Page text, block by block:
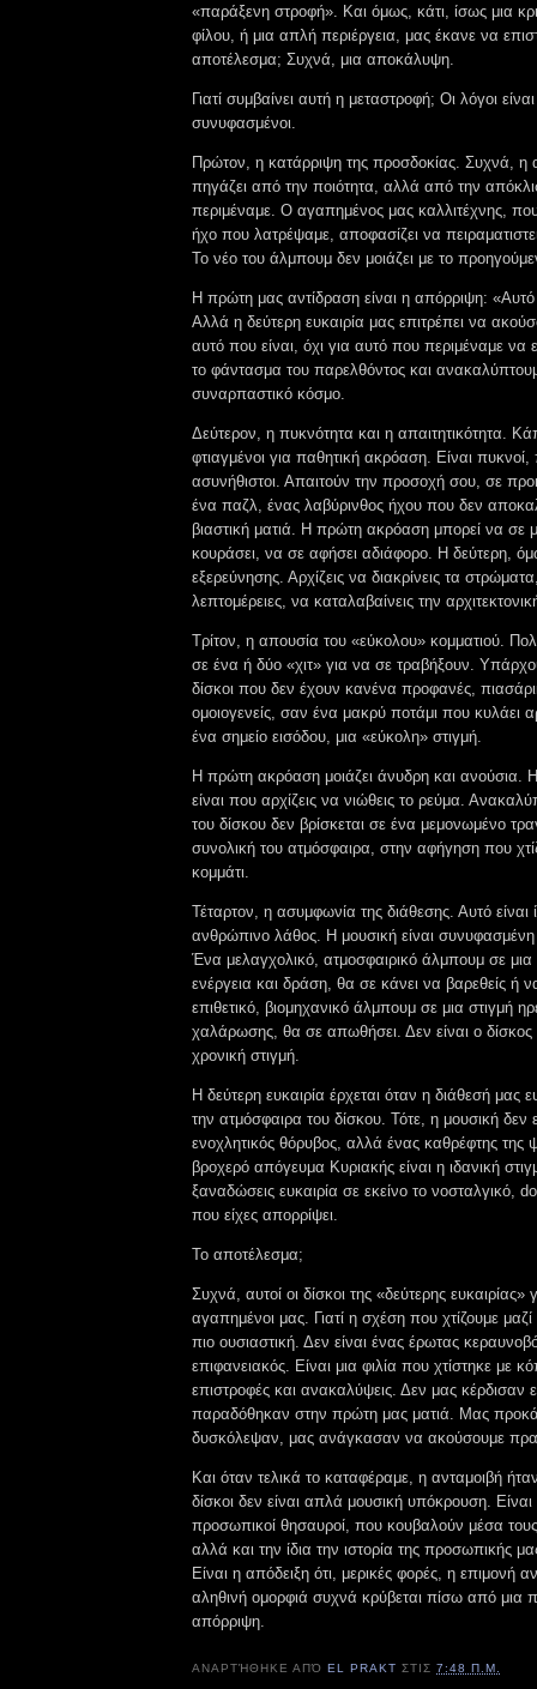
«παράξενη στροφή». Και όμως, κάτι, ίσως μια
φίλου, ή μια απλή περιέργεια, μας έκανε να
αποτέλεσμα; Συχνά, μια αποκάλυψη.
Γιατί συμβαίνει αυτή η μεταστροφή; Οι λόγοι
συνυφασμένοι.
Πρώτον, η κατάρριψη της προσδοκίας. Συχνά, η
πηγάζει από την ποιότητα, αλλά από την
περιμέναμε. Ο αγαπημένος μας καλλιτέχνης,
ήχο που λατρέψαμε, αποφασίζει να
Το νέο του άλμπουμ δεν μοιάζει με το
Η πρώτη μας αντίδραση είναι η απόρριψη: «Αυτό
Αλλά η δεύτερη ευκαιρία μας επιτρέπει να
αυτό που είναι, όχι για αυτό που περιμέναμε να
το φάντασμα του παρελθόντος και
συναρπαστικό κόσμο.
Δεύτερον, η πυκνότητα και η απαιτητικότητα.
φτιαγμένοι για παθητική ακρόαση. Είναι
ασυνήθιστοι. Απαιτούν την προσοχή σου, σε
ένα παζλ, ένας λαβύρινθος ήχου που δεν
βιαστική ματιά. Η πρώτη ακρόαση μπορεί να σε
κουράσει, να σε αφήσει αδιάφορο. Η δεύτερη,
εξερεύνησης. Αρχίζεις να διακρίνεις τα
λεπτομέρειες, να καταλαβαίνεις την
Τρίτον, η απουσία του «εύκολου» κομματιού.
σε ένα ή δύο «χιτ» για να σε τραβήξουν.
δίσκοι που δεν έχουν κανένα προφανές,
ομοιογενείς, σαν ένα μακρύ ποτάμι που κυλάει
ένα σημείο εισόδου, μια «εύκολη» στιγμή.
Η πρώτη ακρόαση μοιάζει άνυδρη και ανούσια.
είναι που αρχίζεις να νιώθεις το ρεύμα.
του δίσκου δεν βρίσκεται σε ένα μεμονωμένο
συνολική του ατμόσφαιρα, στην αφήγηση που
κομμάτι.
Τέταρτον, η ασυμφωνία της διάθεσης. Αυτό είναι
ανθρώπινο λάθος. Η μουσική είναι
Ένα μελαγχολικό, ατμοσφαιρικό άλμπουμ σε μια
ενέργεια και δράση, θα σε κάνει να βαρεθείς ή
επιθετικό, βιομηχανικό άλμπουμ σε μια στιγμή
χαλάρωσης, θα σε απωθήσει. Δεν είναι ο δίσκος
χρονική στιγμή.
Η δεύτερη ευκαιρία έρχεται όταν η διάθεσή μας
την ατμόσφαιρα του δίσκου. Τότε, η μουσική δεν
ενοχλητικός θόρυβος, αλλά ένας καθρέφτης
βροχερό απόγευμα Κυριακής είναι η ιδανική
ξαναδώσεις ευκαιρία σε εκείνο το νοσταλγικό,
που είχες απορρίψει.
Το αποτέλεσμα;
Συχνά, αυτοί οι δίσκοι της «δεύτερης ευκαιρίας»
αγαπημένοι μας. Γιατί η σχέση που χτίζουμε μαζί
πιο ουσιαστική. Δεν είναι ένας έρωτας
επιφανειακός. Είναι μια φιλία που χτίστηκε με
επιστροφές και ανακαλύψεις. Δεν μας κέρδισαν
παραδόθηκαν στην πρώτη μας ματιά. Μας
δυσκόλεψαν, μας ανάγκασαν να ακούσουμε
Και όταν τελικά το καταφέραμε, η ανταμοιβή
δίσκοι δεν είναι απλά μουσική υπόκρουση.
προσωπικοί θησαυροί, που κουβαλούν μέσα τους
αλλά και την ίδια την ιστορία της προσωπικής
Είναι η απόδειξη ότι, μερικές φορές, η επιμονή
αληθινή ομορφιά συχνά κρύβεται πίσω από μια
απόρριψη.
ΑΝΑΡΤΉΘΗΚΕ ΑΠΌEL PRAKT ΣΤΙΣ7:48 Π.Μ.